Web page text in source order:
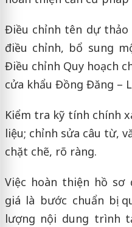
Điều chỉnh tên dự thảo
điều chỉnh, bổ sung
Điều chỉnh Quy hoạch
cửa khẩu Đồng Đăng –
Kiểm tra kỹ tính chính
liệu; chỉnh sửa câu từ,
chặt chẽ, rõ ràng.
Việc hoàn thiện hồ sơ
giá là bước chuẩn bị
lượng nội dung trình